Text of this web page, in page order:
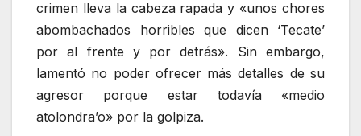
crimen lleva la cabeza rapada y «unos chores
abombachados horribles que dicen ‘Tecate’
por al frente y por detrás». Sin embargo,
lamentó no poder ofrecer más detalles de su
agresor porque estar todavía «medio
atolondra’o» por la golpiza.